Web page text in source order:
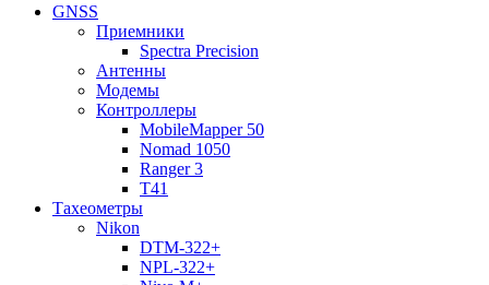
GNSS
Приемники
Spectra Precision
Антенны
Модемы
Контроллеры
MobileMapper 50
Nomad 1050
Ranger 3
T41
Тахеометры
Nikon
DTM-322+
NPL-322+